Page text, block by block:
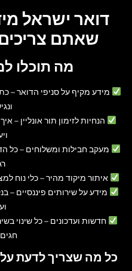
דואר ישראל
שאתם
מה תוכלו
מידע מקיף על סניפי הדואר–
הנחיות לזימון תור אונליין –
מעקב חבילות ומשלוחים – כל
איתור מיקוד מהיר– כלי נוח
מידע על שירותים פיננסיים –
חדשות ועדכונים – כל שינוי
כל מה שצריך לדעת